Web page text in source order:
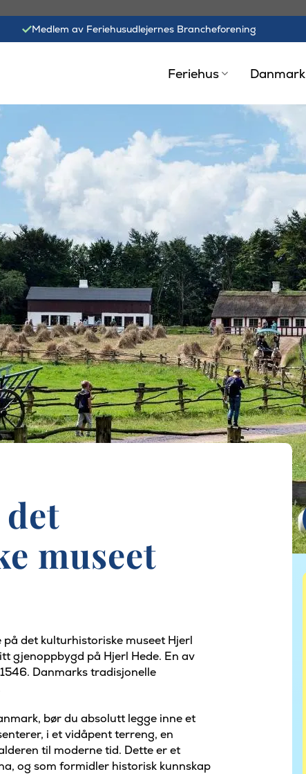
Medlem av Feriehusudlejernes Brancheforening
Feriehus Danmark
museet
det kulturhistoriske museet Hjerl
gjenoppbygd på Hjerl Hede. En av
Danmarks tradisjonelle
bør du absolutt legge inne et
i et vidåpent terreng, en
til moderne tid. Dette er et
og som formidler historisk kunnskap